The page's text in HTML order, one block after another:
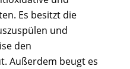
Es besitzt die
und
den
Außerdem beugt es